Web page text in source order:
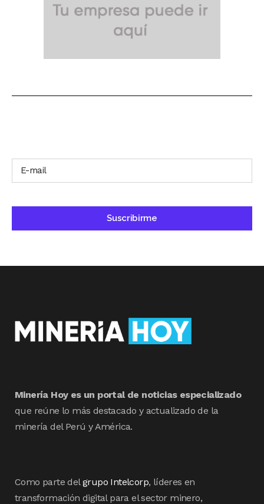
Minería Hoy es un portal de noticias especializado
que reúne lo más destacado y actualizado de la
minería del Perú y América.
Como parte delgrupo Intelcorp, líderes en
transformación digital para el sector minero,